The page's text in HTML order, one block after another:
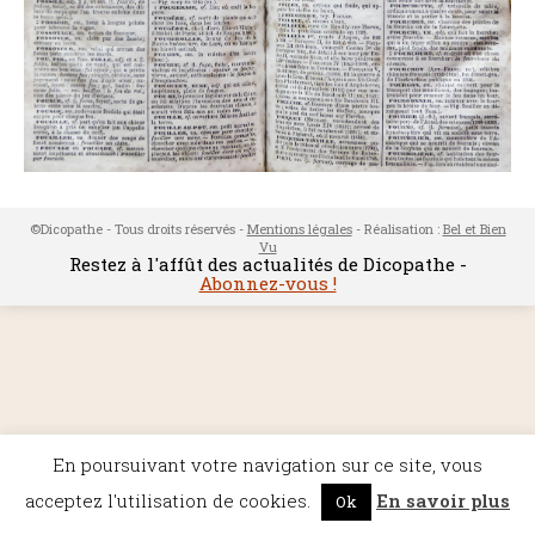
©Dicopathe - Tous droits réservés - Mentions légales- Réalisation : Bel et Bien
Vu
Restez à l'affût des actualités de Dicopathe -
Abonnez-vous !
En poursuivant votre navigation sur ce site, vous
acceptez l'utilisation de cookies.
Ok En savoir plus